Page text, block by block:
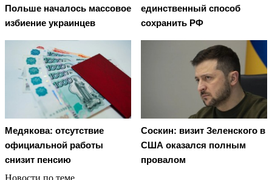
Польше началось массовое
избиение украинцев
единственный способ
сохранить РФ
Медякова: отсутствие
официальной работы
снизит пенсию
Соскин: визит Зеленского в
США оказался полным
провалом
Новости по теме